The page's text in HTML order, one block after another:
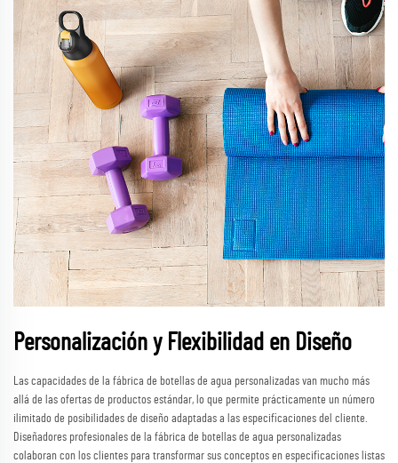
Personalización y Flexibilidad en Diseño
Las capacidades de la fábrica de botellas de agua personalizadas van mucho más
allá de las ofertas de productos estándar, lo que permite prácticamente un número
ilimitado de posibilidades de diseño adaptadas a las especificaciones del cliente.
Diseñadores profesionales de la fábrica de botellas de agua personalizadas
colaboran con los clientes para transformar sus conceptos en especificaciones listas